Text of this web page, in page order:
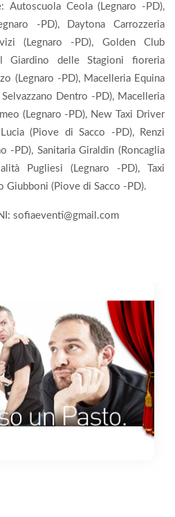
Ceola (Legnaro -PD),
-PD), Daytona Carrozzeria
(Legnaro -PD), Golden Club
Giardino delle Stagioni fioreria
(Legnaro -PD), Macelleria Equina
Dentro -PD), Macelleria
(Legnaro -PD), New Taxi Driver
(Piove di Sacco -PD), Renzi
-PD), Sanitaria Giraldin (Roncaglia
Pugliesi (Legnaro -PD), Taxi
Giubboni (Piove di Sacco -PD).
sofiaeventi@gmail.com